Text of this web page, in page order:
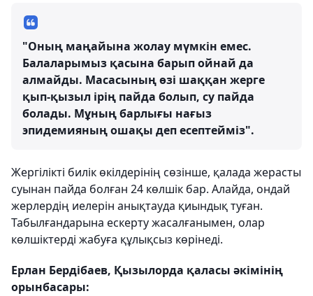
"Оның маңайына жолау мүмкін емес.
Балаларымыз қасына барып ойнай да
алмайды. Масасының өзі шаққан жерге
қып-қызыл ірің пайда болып, су пайда
болады. Мұның барлығы нағыз
эпидемияның ошақы деп есептейміз".
Жергілікті билік өкілдерінің сөзінше, қалада жерасты
суынан пайда болған 24 көлшік бар. Алайда, ондай
жерлердің иелерін анықтауда қиындық туған.
Табылғандарына ескерту жасалғанымен, олар
көлшіктерді жабуға құлықсыз көрінеді.
Ерлан Бердібаев, Қызылорда қаласы әкімінің
орынбасары: